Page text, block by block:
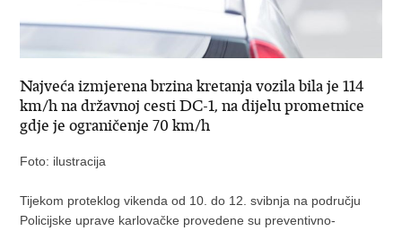
Najveća izmjerena brzina kretanja vozila bila je 114
km/h na državnoj cesti DC-1, na dijelu prometnice
gdje je ograničenje 70 km/h
Foto: ilustracija
Tijekom proteklog vikenda od 10. do 12. svibnja na području
Policijske uprave karlovačke provedene su preventivno-